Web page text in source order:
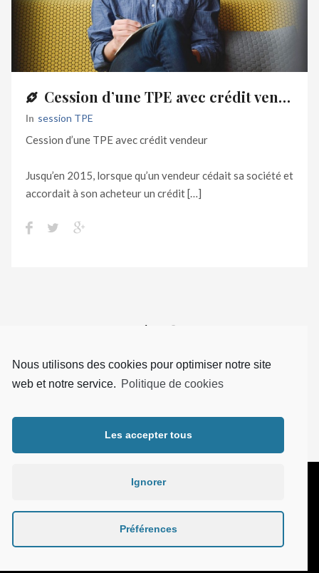
Nous utilisons des cookies pour optimiser notre site
web et notre service. Politique de cookies
Les accepter tous
Ignorer
Préférences
Cession d’une TPE avec crédit vendeur
In Session TPE
Cession d’une TPE avec crédit vendeur
Jusqu’en 2015, lorsque qu’un vendeur cédait sa société et
accordait à son acheteur un crédit […]
1 2
©2021 Copyright Cabinet Brown :Conditions générales&Politique de